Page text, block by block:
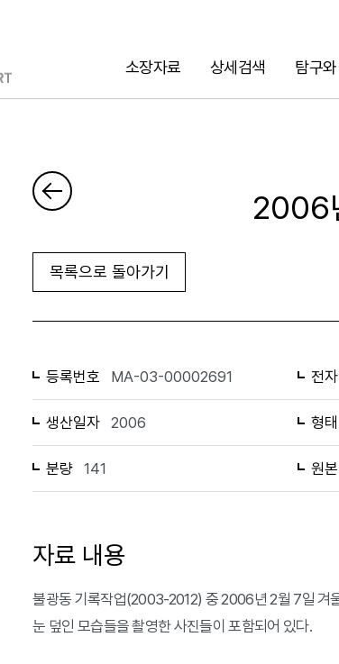
소장자료 상세검색 탐구
검색
2006
목록으로 돌아가기
등록번호 MA-03-00002691 전
생산일자 2006 형태
분량 141 원
자료 내용
불광동 기록작업(2003-2012) 중 2006년 2월 7일 겨
눈 덮인 모습들을 촬영한 사진들이 포함되어 있다.